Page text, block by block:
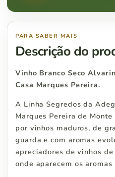
PARA SABER MAIS
Descrição do
Vinho Branco Seco
Casa Marques Pereira.
A Linha Segredos da
Marques Pereira de
por vinhos maduros, de
guarda e com aromas
apreciadores de vinhos
onde aparecem os